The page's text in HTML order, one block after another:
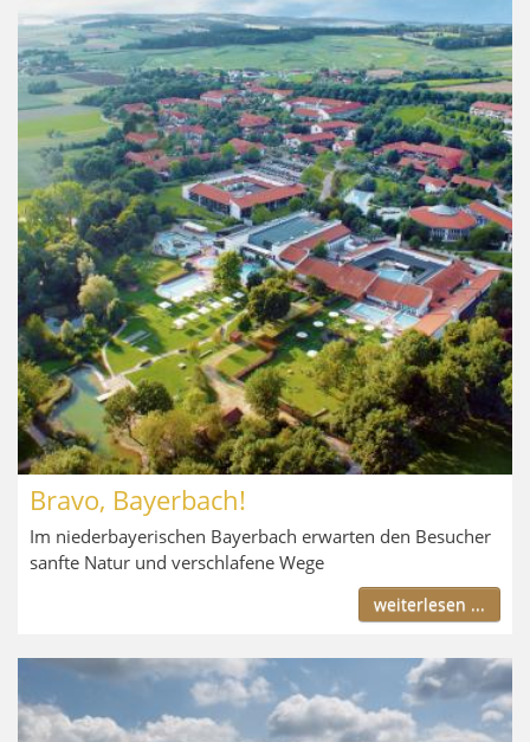
Bravo, Bayerbach!
Im niederbayerischen Bayerbach erwarten den Besucher
sanfte Natur und verschlafene Wege
weiterlesen ...